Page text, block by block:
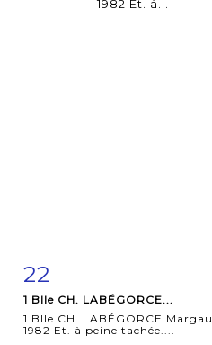
22
1 Blle CH. LABÉGORCE...
1 Blle CH. LABÉGORCE
1982 Et. à peine tachée....